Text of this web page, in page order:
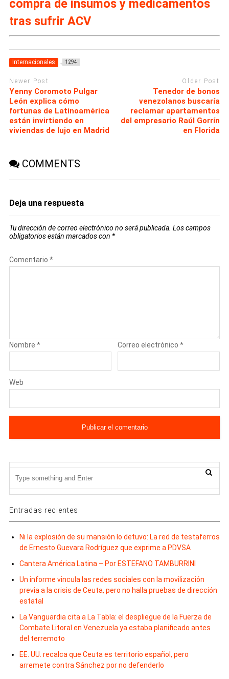
compra de insumos y medicamentos
tras sufrir ACV
Internacionales 1294
Newer Post
Yenny Coromoto Pulgar
León explica cómo
fortunas de Latinoamérica
están invirtiendo en
viviendas de lujo en Madrid
Older Post
Tenedor de bonos
venezolanos buscaría
reclamar apartamentos
del empresario Raúl Gorrín
en Florida
COMMENTS
Deja una respuesta
Tu dirección de correo electrónico no será publicada. Los campos
obligatorios están marcados con *
Comentario *
Nombre * Correo electrónico*
Web
Entradas recientes
Ni la explosión de su mansión lo detuvo: La red de testaferros
de Ernesto Guevara Rodríguez que exprime a PDVSA
Cantera América Latina – Por ESTEFANO TAMBURRINI
Un informe vincula las redes sociales con la movilización
previa a la crisis de Ceuta, pero no halla pruebas de dirección
estatal
La Vanguardia cita a La Tabla: el despliegue de la Fuerza de
Combate Litoral en Venezuela ya estaba planificado antes
del terremoto
EE. UU. recalca que Ceuta es territorio español, pero
arremete contra Sánchez por no defenderlo